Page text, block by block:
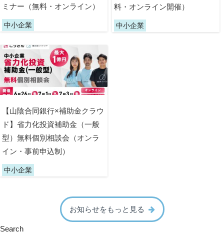
ミナー（無料・オンライン）
中小企業
料・オンライン開催）
中小企業
【山陰合同銀行×補助金クラウ
ド】省力化投資補助金（一般
型）無料個別相談会（オンラ
イン・事前申込制）
中小企業
お知らせをもっと見る
Search